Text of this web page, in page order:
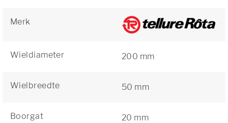
Merk
Wieldiameter 200 mm
Wielbreedte 50 mm
Boorgat 20 mm